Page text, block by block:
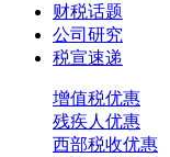
财税话题
公司研究
税宣速递
增值税优惠
残疾人优惠
西部税收优惠